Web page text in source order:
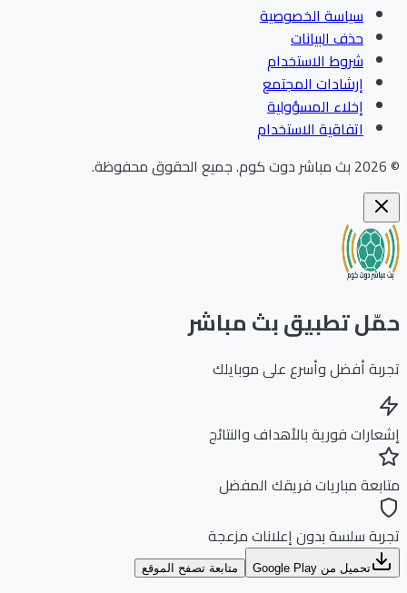
سياسة الخصوصية
حذف البيانات
شروط الاستخدام
إرشادات المجتمع
إخلاء المسؤولية
اتفاقية الاستخدام
بث مباشر دوت كوم.جميع الحقوق محفوظة.
تطبيق بث مباشر
أفضل وأسرع على موبايلك
فورية بالأهداف والنتائج
مباريات فريقك المفضل
سلسة بدون إعلانات مزعجة
تحميل من Google Play متابعة تصفح الموقع